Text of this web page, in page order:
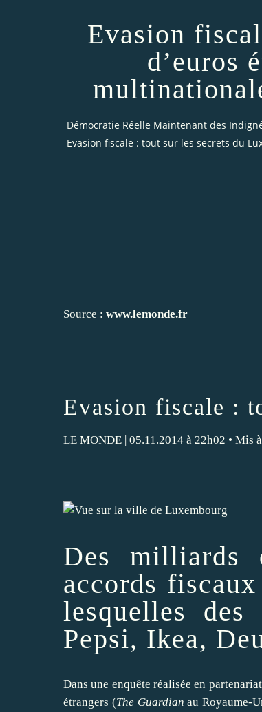
Evasion
d’euros
Démocratie Réelle Maintenant des
Evasion fiscale : tout sur les secrets du
Source : www.lemonde.fr
Evasion fiscale :
LE MONDE | 05.11.2014 à 22h02 • Mis
Des milliards
accords
lesquelles
Pepsi, Ikea,
Dans une enquête réalisée en
étrangers (The Guardian au Royaume-